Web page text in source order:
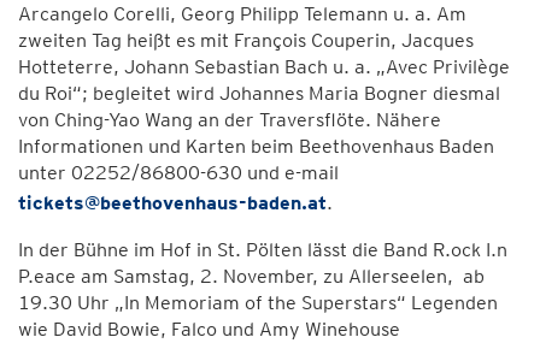
Arcangelo Corelli, Georg Philipp Telemann u. a. Am
zweiten Tag heißt es mit François Couperin, Jacques
Hotteterre, Johann Sebastian Bach u. a. „Avec Privilège
du Roi“; begleitet wird Johannes Maria Bogner diesmal
von Ching-Yao Wang an der Traversflöte. Nähere
Informationen und Karten beim Beethovenhaus Baden
unter 02252/86800-630 und e-mail
tickets@beethovenhaus-baden.at.
In der Bühne im Hof in St. Pölten lässt die Band R.ock I.n
P.eace am Samstag, 2. November, zu Allerseelen, ab
19.30 Uhr „In Memoriam of the Superstars“ Legenden
wie David Bowie, Falco und Amy Winehouse